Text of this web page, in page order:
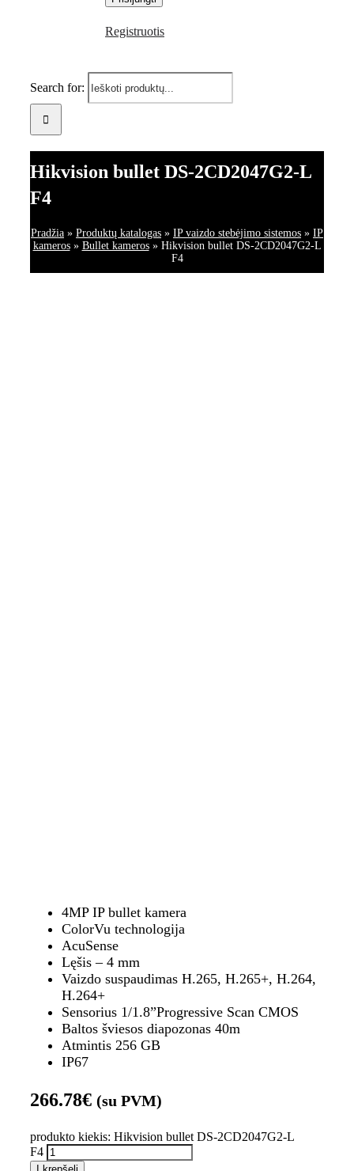
Registruotis
Search for:
Hikvision bullet DS-2CD2047G2-L
F4
Pradžia » Produktų katalogas » IP vaizdo stebėjimo sistemos » IP
kameros» Bullet kameros» Hikvision bullet DS-2CD2047G2-L
F4
4MP IP bullet kamera
ColorVu technologija
AcuSense
Lęšis – 4 mm
Vaizdo suspaudimas H.265, H.265+, H.264,
H.264+
Sensorius 1/1.8”Progressive Scan CMOS
Baltos šviesos diapozonas 40m
Atmintis 256 GB
IP67
266.78€ (su PVM)
produkto kiekis: Hikvision bullet DS-2CD2047G2-L
F4